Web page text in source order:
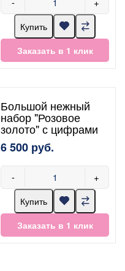
Купить
Заказать в 1 клик
Большой нежный
набор "Розовое
золото" с цифрами
6 500 руб.
- +
Купить
Заказать в 1 клик